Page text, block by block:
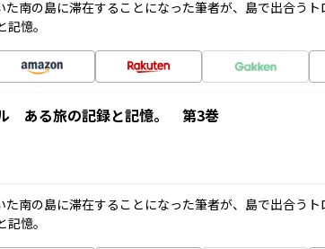
た南の島に滞在することになった筆者が、島で出合うト
憶。
ある旅の記録と記憶。 第3巻
た南の島に滞在することになった筆者が、島で出合うト
憶。